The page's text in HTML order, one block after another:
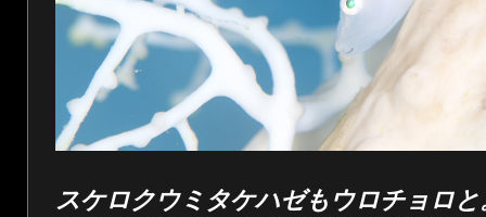
スケロクウミタケハゼもウロチョロと